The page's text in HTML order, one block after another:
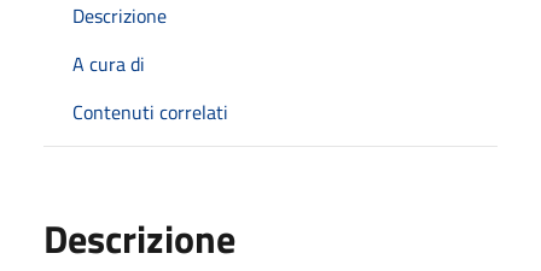
Descrizione
A cura di
Contenuti correlati
Descrizione